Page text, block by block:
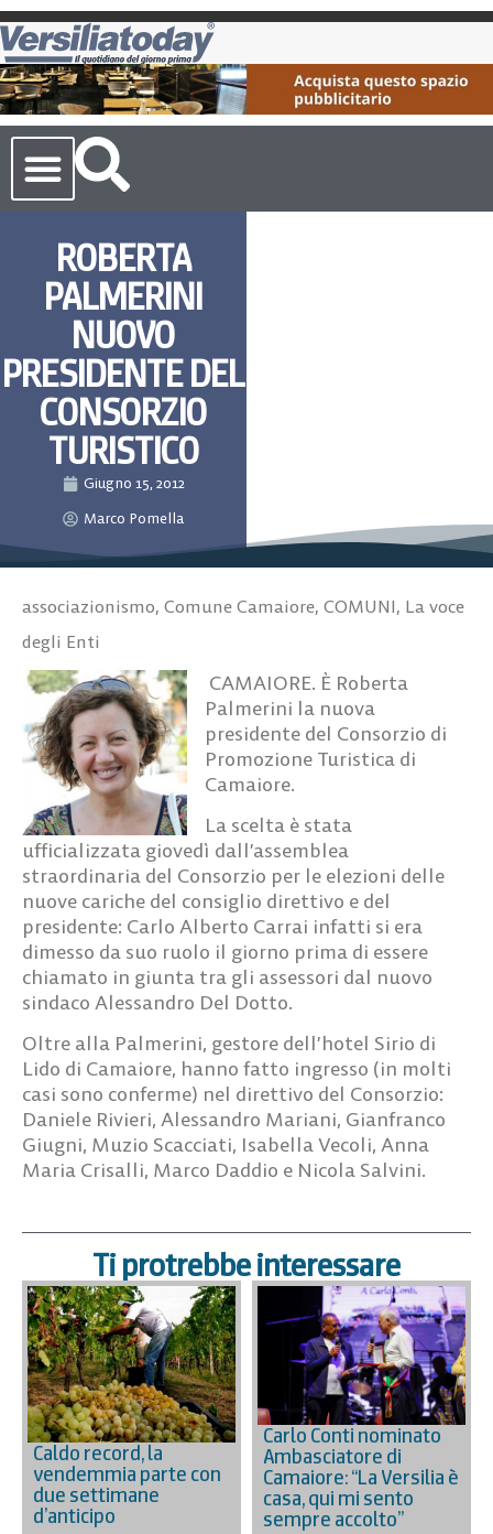
ROBERTA
PALMERINI
NUOVO
PRESIDENTE DEL
CONSORZIO
TURISTICO
Giugno 15, 2012
Marco Pomella
associazionismo, Comune Camaiore, COMUNI, La voce
degli Enti
CAMAIORE. È Roberta
Palmerini la nuova
presidente del Consorzio di
Promozione Turistica di
Camaiore.
La scelta è stata
ufficializzata giovedì dall’assemblea
straordinaria del Consorzio per le elezioni delle
nuove cariche del consiglio direttivo e del
presidente: Carlo Alberto Carrai infatti si era
dimesso da suo ruolo il giorno prima di essere
chiamato in giunta tra gli assessori dal nuovo
sindaco Alessandro Del Dotto.
Oltre alla Palmerini, gestore dell’hotel Sirio di
Lido di Camaiore, hanno fatto ingresso (in molti
casi sono conferme) nel direttivo del Consorzio:
Daniele Rivieri, Alessandro Mariani, Gianfranco
Giugni, Muzio Scacciati, Isabella Vecoli, Anna
Maria Crisalli, Marco Daddio e Nicola Salvini.
Ti protrebbe interessare
Caldo record, la
vendemmia parte con
due settimane
d’anticipo
Carlo Conti nominato
Ambasciatore di
Camaiore: “La Versilia è
casa, qui mi sento
sempre accolto”